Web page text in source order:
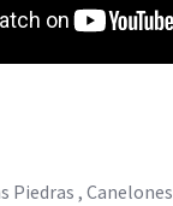
Piedras , Canelones